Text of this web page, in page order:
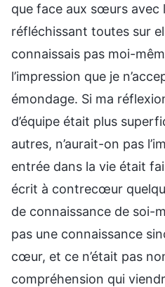
que face aux sœurs avec
réfléchissant toutes sur
connaissais pas moi-
l’impression que je
émondage. Si ma
d’équipe était plus
autres, n’aurait-on pas
entrée dans la vie était
écrit à contrecœur
de connaissance de soi-
pas une connaissance
cœur, et ce n’était pas
compréhension qui